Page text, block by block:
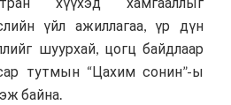
үйл ажиллагаа, үр дүн
шуурхай, цогц байдлаар
тутмын “Цахим сонин”-ы
байна.